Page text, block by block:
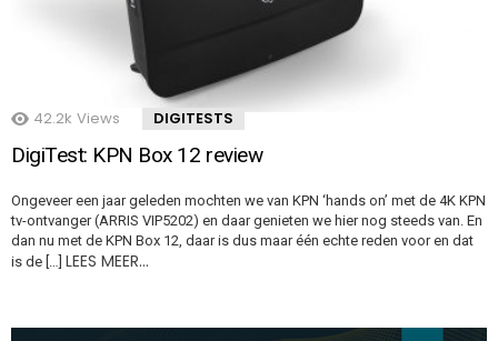
42.2k Views DIGITESTS
DigiTest: KPN Box 12 review
Ongeveer een jaar geleden mochten we van KPN ‘hands on’ met de 4K KPN
tv-ontvanger (ARRIS VIP5202) en daar genieten we hier nog steeds van. En
dan nu met de KPN Box 12, daar is dus maar één echte reden voor en dat
is de […] LEES MEER…